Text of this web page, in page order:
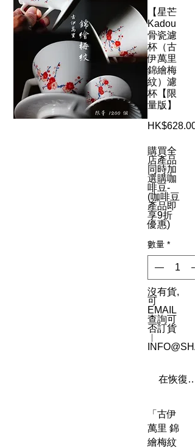
【星芒
Kadou
骨瓷濾
杯（古
伊萬里
錦繪梅
紋）濾
杯【限
量版】
HK$628.00
購買全
店產品
同時加
選購咖
啡豆-
(咖啡豆
產品即
享9折
優惠)
數量 *
沒有貨,
可
EMAIL
查詢可
否訂貨
︳
在恢復
「古伊
萬里 錦
繪梅紋